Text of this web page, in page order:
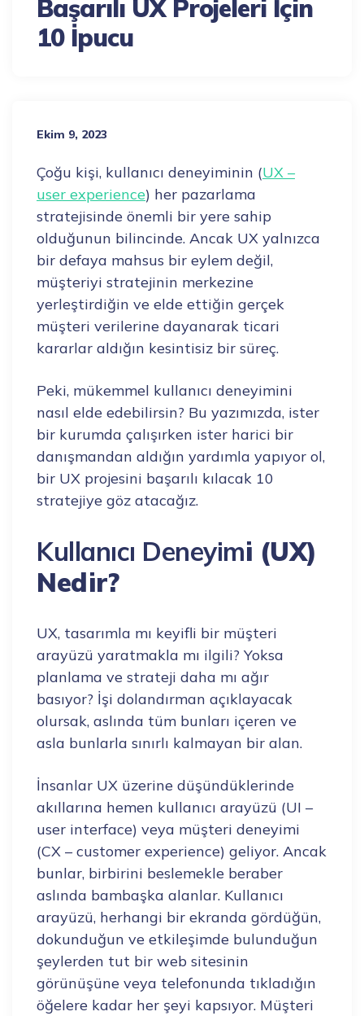
Başarılı UX Projeleri İçin
10 İpucu
Ekim 9, 2023
Çoğu kişi, kullanıcı deneyiminin (UX –
user experience) her pazarlama
stratejisinde önemli bir yere sahip
olduğunun bilincinde. Ancak UX yalnızca
bir defaya mahsus bir eylem değil,
müşteriyi stratejinin merkezine
yerleştirdiğin ve elde ettiğin gerçek
müşteri verilerine dayanarak ticari
kararlar aldığın kesintisiz bir süreç.
Peki, mükemmel kullanıcı deneyimini
nasıl elde edebilirsin? Bu yazımızda, ister
bir kurumda çalışırken ister harici bir
danışmandan aldığın yardımla yapıyor ol,
bir UX projesini başarılı kılacak 10
stratejiye göz atacağız.
Kullanıcı Deneyimi (UX)
Nedir?
UX, tasarımla mı keyifli bir müşteri
arayüzü yaratmakla mı ilgili? Yoksa
planlama ve strateji daha mı ağır
basıyor? İşi dolandırman açıklayacak
olursak, aslında tüm bunları içeren ve
asla bunlarla sınırlı kalmayan bir alan.
İnsanlar UX üzerine düşündüklerinde
akıllarına hemen kullanıcı arayüzü (UI –
user interface) veya müşteri deneyimi
(CX – customer experience) geliyor. Ancak
bunlar, birbirini beslemekle beraber
aslında bambaşka alanlar. Kullanıcı
arayüzü, herhangi bir ekranda gördüğün,
dokunduğun ve etkileşimde bulunduğun
şeylerden tut bir web sitesinin
görünüşüne veya telefonunda tıkladığın
öğelere kadar her şeyi kapsıyor. Müşteri